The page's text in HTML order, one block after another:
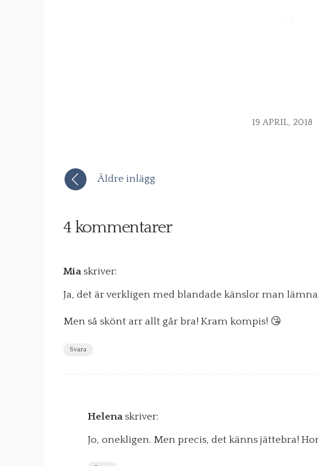
19 APRIL, 2018
Äldre inlägg
4 kommentarer
Mia skriver:
Ja, det är verkligen med blandade känslor man
Men så skönt arr allt går bra! Kram kompis! 😘
Svara
Helena skriver:
Jo, onekligen. Men precis, det känns jättebra!